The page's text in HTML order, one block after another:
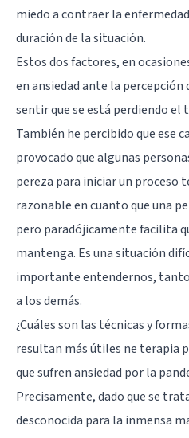
miedo a contraer la
duración de la situación.
Estos dos factores, en
en ansiedad ante la
sentir que se está perdiendo el
También he percibido que ese
provocado que algunas
pereza para iniciar un proceso
razonable en cuanto que una
pero paradójicamente facilita
mantenga. Es una situación
importante entendernos,
a los demás.
¿Cuáles son las técnicas y
resultan más útiles ne terapia
que sufren ansiedad por la
Precisamente, dado que se
desconocida para la inmensa